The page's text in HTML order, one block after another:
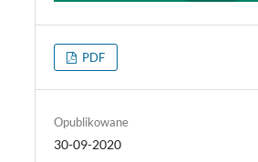
PDF
Opublikowane
30-09-2020